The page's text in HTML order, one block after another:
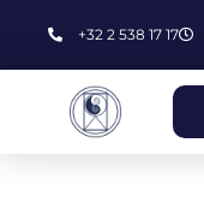
+32 2 538 17 17